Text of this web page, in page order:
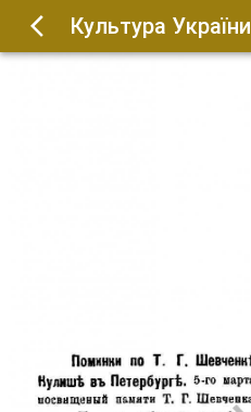
Культура України